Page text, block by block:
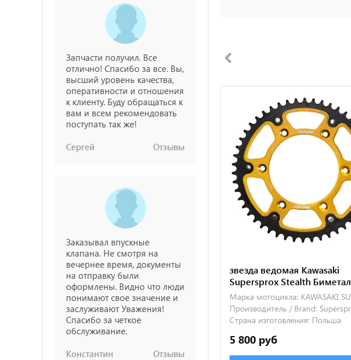
Запчасти получил. Все
отлично! Спасибо за все. Вы,
высший уровень качества,
оперативности и отношения
к клиенту. Буду обращаться к
вам и всем рекомендовать
поступать так же!
Сергей
Отзывы
Заказывал впускные
клапана. Не смотря на
вечернее время, документы
на отправку были
оформлены. Видно что люди
понимают свое значение и
заслуживают Уважения!
Спасибо за четкое
обслуживание.
Константин
Отзывы
звезда ведомая Kawasaki
Supersprox Stealth
Марка мотоцикла: KAWASAKI
Производитель / Brand:
Страна изготовления: Польша
5 800 руб